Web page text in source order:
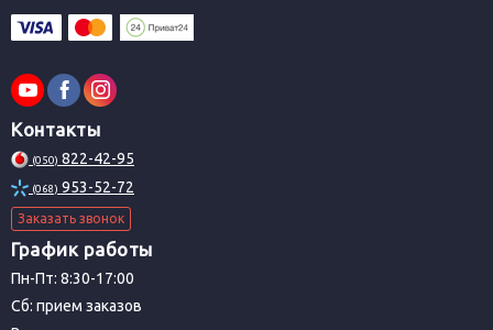
Контакты
(050) 822-42-95
(068) 953-52-72
Заказать звонок
График работы
Пн-Пт: 8:30-17:00
Сб: прием заказов